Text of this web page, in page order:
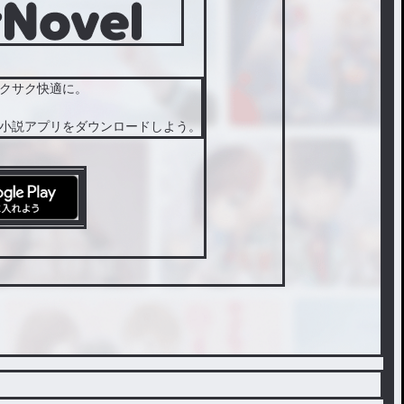
サク快適に。
説アプリをダウンロードしよう。